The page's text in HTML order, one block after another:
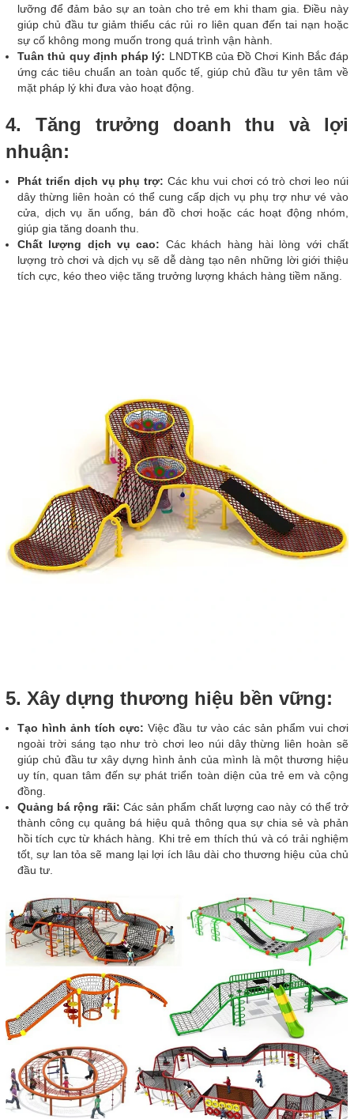
lưỡng để đảm bảo sự an toàn cho trẻ em khi tham gia. Điều này
giúp chủ đầu tư giảm thiểu các rủi ro liên quan đến tai nạn hoặc
sự cố không mong muốn trong quá trình vận hành.
Tuân thủ quy định pháp lý: LNDTKB của Đồ Chơi Kinh Bắc đáp
ứng các tiêu chuẩn an toàn quốc tế, giúp chủ đầu tư yên tâm về
mặt pháp lý khi đưa vào hoạt động.
4. Tăng trưởng doanh thu và lợi
nhuận:
Phát triển dịch vụ phụ trợ: Các khu vui chơi có trò chơi leo núi
dây thừng liên hoàn có thể cung cấp dịch vụ phụ trợ như vé vào
cửa, dịch vụ ăn uống, bán đồ chơi hoặc các hoạt động nhóm,
giúp gia tăng doanh thu.
Chất lượng dịch vụ cao: Các khách hàng hài lòng với chất
lượng trò chơi và dịch vụ sẽ dễ dàng tạo nên những lời giới thiệu
tích cực, kéo theo việc tăng trưởng lượng khách hàng tiềm năng.
5. Xây dựng thương hiệu bền vững:
Tạo hình ảnh tích cực: Việc đầu tư vào các sản phẩm vui chơi
ngoài trời sáng tạo như trò chơi leo núi dây thừng liên hoàn sẽ
giúp chủ đầu tư xây dựng hình ảnh của mình là một thương hiệu
uy tín, quan tâm đến sự phát triển toàn diện của trẻ em và cộng
đồng.
Quảng bá rộng rãi: Các sản phẩm chất lượng cao này có thể trở
thành công cụ quảng bá hiệu quả thông qua sự chia sẻ và phản
hồi tích cực từ khách hàng. Khi trẻ em thích thú và có trải nghiệm
tốt, sự lan tỏa sẽ mang lại lợi ích lâu dài cho thương hiệu của chủ
đầu tư.